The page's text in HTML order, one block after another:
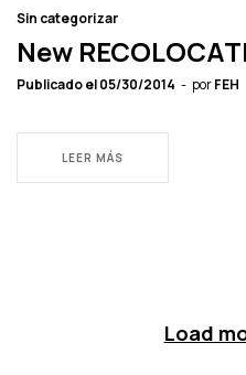
Sin categorizar
New
Publicado el05/30/2014 porFEH
LEER MÁS
Load